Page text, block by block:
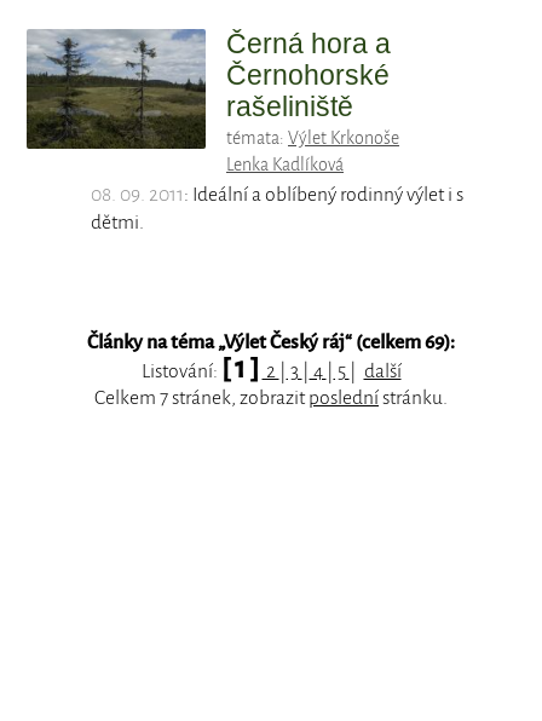
Černá hora a
Černohorské
rašeliniště
témata: Výlet Krkonoše
Lenka Kadlíková
08. 09. 2011: Ideální a oblíbený rodinný výlet i s
dětmi.
Články na téma „Výlet Český ráj“ (celkem 69):
Listování: [ 1 ] 2 3 4 5
další
Celkem 7 stránek, zobrazitposlednístránku.